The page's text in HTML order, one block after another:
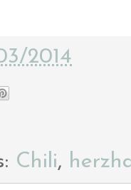
2014
Chili,